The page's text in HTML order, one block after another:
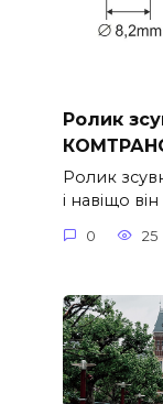
Ролик
Ролик
і навіщо
0 25